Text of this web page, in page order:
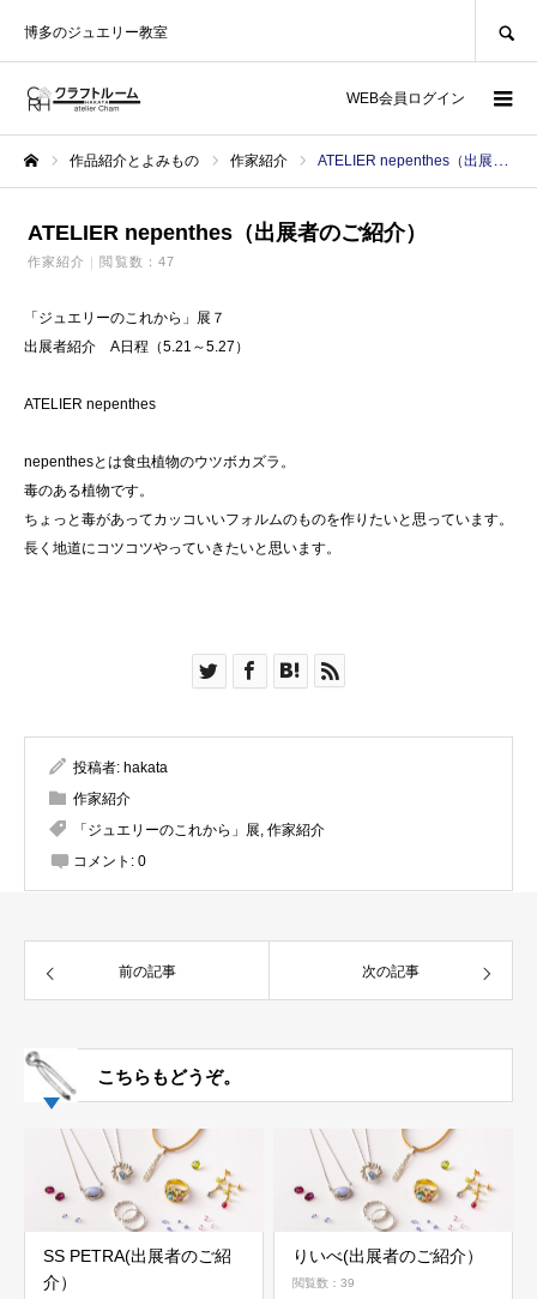
博多のジュエリー教室
WEB会員ログイン
作品紹介とよみもの 作家紹介 ATELIER nepenthes（出展者のご紹介）
ATELIER nepenthes（出展者のご紹介）
作家紹介 閲覧数：47
「ジュエリーのこれから」展７
出展者紹介 A日程（5.21～5.27）
ATELIER nepenthes
nepenthesとは食虫植物のウツボカズラ。
毒のある植物です。
ちょっと毒があってカッコいいフォルムのものを作りたいと思っています。
長く地道にコツコツやっていきたいと思います。
投稿者: hakata
作家紹介
「ジュエリーのこれから」展, 作家紹介
コメント: 0
前の記事 次の記事
こちらもどうぞ。
SS PETRA(出展者のご紹
介）
りいべ(出展者のご紹介）
閲覧数：39